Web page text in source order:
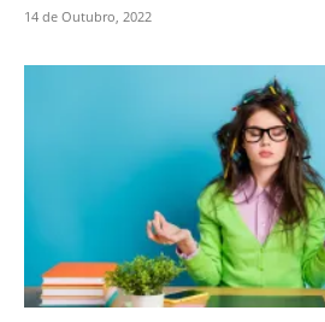
14 de Outubro, 2022